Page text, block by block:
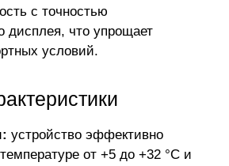
с точностью
дисплея, что упрощает
условий.
устройство эффективно
от +5 до +32 °C и